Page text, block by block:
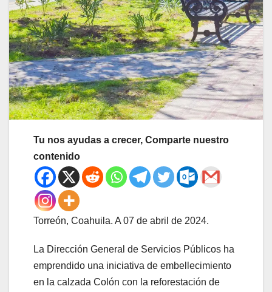
Tu nos ayudas a crecer, Comparte nuestro
contenido
Torreón, Coahuila. A 07 de abril de 2024.
La Dirección General de Servicios Públicos ha
emprendido una iniciativa de embellecimiento
en la calzada Colón con la reforestación de